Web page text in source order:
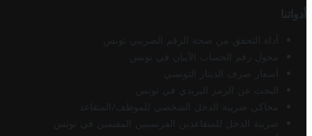
أدواتنا
أداة التحقق من صحة الرقم الضريبي تونس
محول رقم الحساب الآيبان في تونس
أسعار صرف الدينار التونسي
البحث عن الرمز البريدي في تونس
محاكي ضريبة الدخل الشخصي للموظف/المتقاعد
ضريبة الدخل للمتقاعدين الفرنسيين المقيمين في تونس